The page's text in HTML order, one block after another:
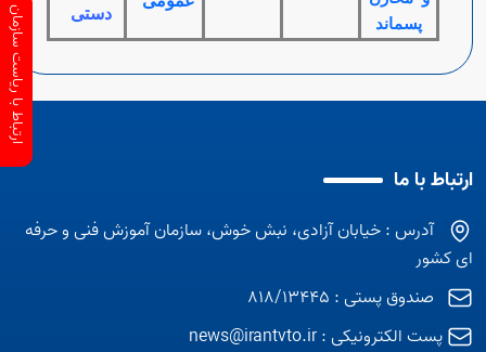
پسماند
دستی
ارتباط با ما
آدرس : خیابان آزادی، نبش خوش، سازمان آموزش فنی و حرفه
ای کشور
صندوق پستی : 818/13445
پست الکترونیکی :news@irantvto.ir
ارتباط با ریاست سازمان